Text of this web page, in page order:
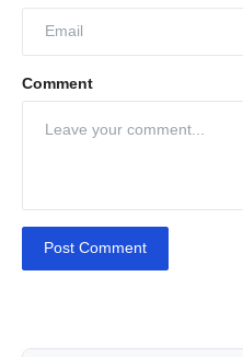
Comment
Post Comment